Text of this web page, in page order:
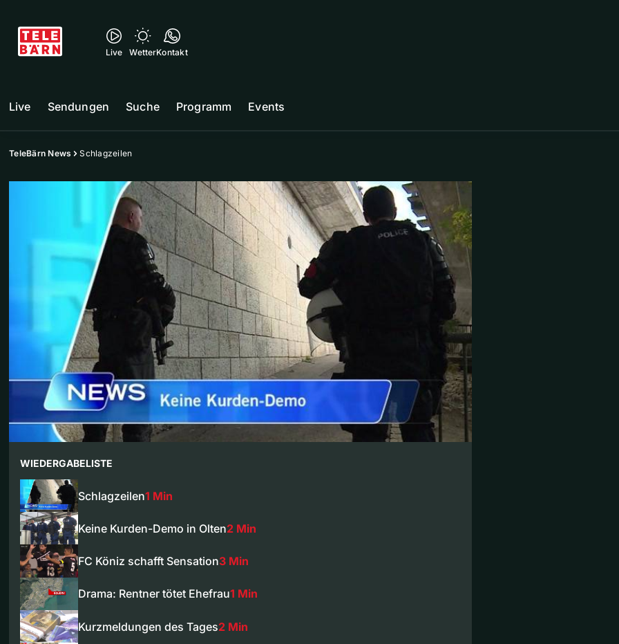
Live WetterKontakt
Live Sendungen Suche Programm Events
TeleBärn News Schlagzeilen
WIEDERGABELISTE
Schlagzeilen1 Min
Keine Kurden-Demo in Olten2 Min
FC Köniz schafft Sensation3 Min
Drama: Rentner tötet Ehefrau1 Min
Kurzmeldungen des Tages2 Min